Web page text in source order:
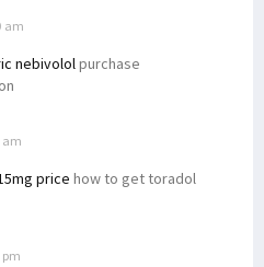
am
nebivololpurchase
am
price how to get toradol